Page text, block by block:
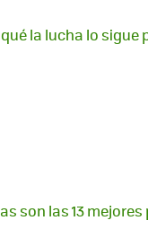
la lucha lo
son las 13